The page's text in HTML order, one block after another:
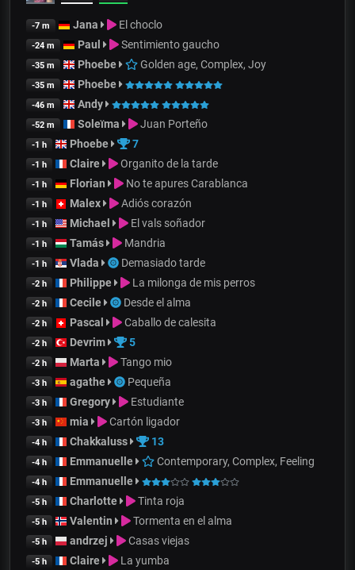
-7 m Jana El choclo
-24 m Paul Sentimiento gaucho
-35 m Phoebe Golden age, Complex, Joy
-35 m Phoebe
-46 m Andy
-52 m Soleïma Juan Porteño
-1 h Phoebe 7
-1 h Claire Organito de la tarde
-1 h Florian No te apures Carablanca
-1 h Malex Adiós corazón
-1 h Michael El vals soñador
-1 h Tamás Mandria
-1 h Vlada Demasiado tarde
-2 h Philippe La milonga de mis perros
-2 h Cecile Desde el alma
-2 h Pascal Caballo de calesita
-2 h Devrim 5
-2 h Marta Tango mio
-3 h agathe Pequeña
-3 h Gregory Estudiante
-3 h mia Cartón ligador
-4 h Chakkaluss 13
-4 h Emmanuelle Contemporary, Complex, Feeling
-4 h Emmanuelle
-5 h Charlotte Tinta roja
-5 h Valentin Tormenta en el alma
-5 h andrzej Casas viejas
-5 h Claire La yumba